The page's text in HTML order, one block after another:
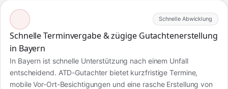
Schnelle Abwicklung
Schnelle Terminvergabe & zügige Gutachtenerstellung
in Bayern
In Bayern ist schnelle Unterstützung nach einem Unfall
entscheidend. ATD-Gutachter bietet kurzfristige Termine,
mobile Vor-Ort-Besichtigungen und eine rasche Erstellung von